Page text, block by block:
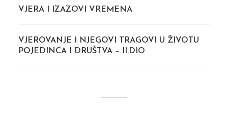
VJERA I IZAZOVI VREMENA
VJEROVANJE I NJEGOVI TRAGOVI U ŽIVOTU
POJEDINCA I DRUŠTVA – II.DIO